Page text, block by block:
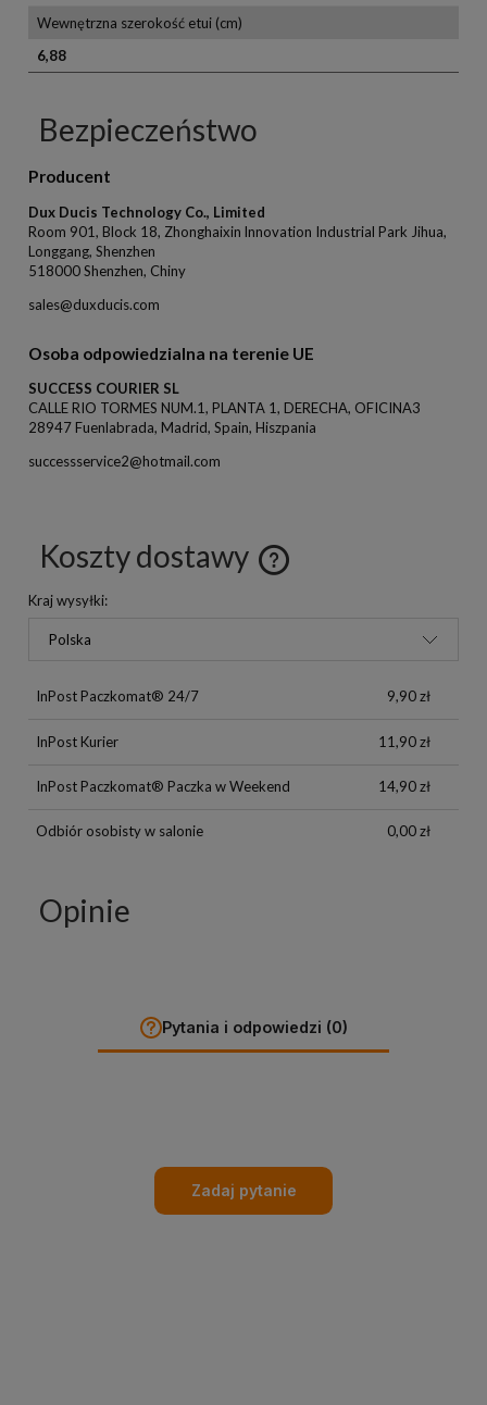
Wewnętrzna szerokość etui (cm)
6,88
Bezpieczeństwo
Producent
Dux Ducis Technology Co., Limited
Room 901, Block 18, Zhonghaixin lnnovation Industrial Park Jihua,
Longgang, Shenzhen
518000 Shenzhen, Chiny
sales@duxducis.com
Osoba odpowiedzialna na terenie UE
SUCCESS COURIER SL
CALLE RIO TORMES NUM.1, PLANTA 1, DERECHA, OFICINA3
28947 Fuenlabrada, Madrid, Spain, Hiszpania
successservice2@hotmail.com
Koszty dostawy
Kraj wysyłki:
InPost Paczkomat® 24/7 9,90 zł
InPost Kurier 11,90 zł
InPost Paczkomat® Paczka w Weekend 14,90 zł
Odbiór osobisty w salonie 0,00 zł
Opinie
Pytania i odpowiedzi (0)
Zadaj pytanie